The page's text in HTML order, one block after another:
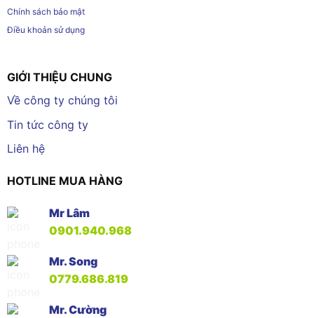
Chính sách bảo mật
Điều khoản sử dụng
GIỚI THIỆU CHUNG
Về công ty chúng tôi
Tin tức công ty
Liên hệ
HOTLINE MUA HÀNG
Mr Lâm
0901.940.968
Mr. Song
0779.686.819
Mr. Cường